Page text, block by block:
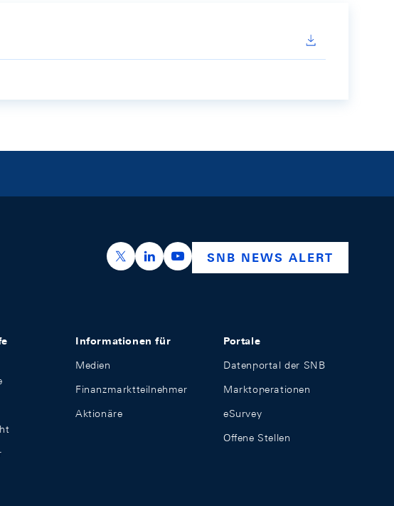
https://x.com/snb_bns
https://ch.linkedin.com/company/swiss-
https://www.youtube.com/
SNB NEWS ALERT
Informationen für
Medien
Finanzmarktteilnehmer
Aktionäre
Portale
Datenportal der SNB
Marktoperationen
eSurvey
Offene Stellen